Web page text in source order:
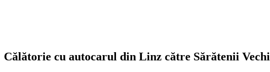
Călătorie cu autocarul din Linz către Sărătenii Vechi